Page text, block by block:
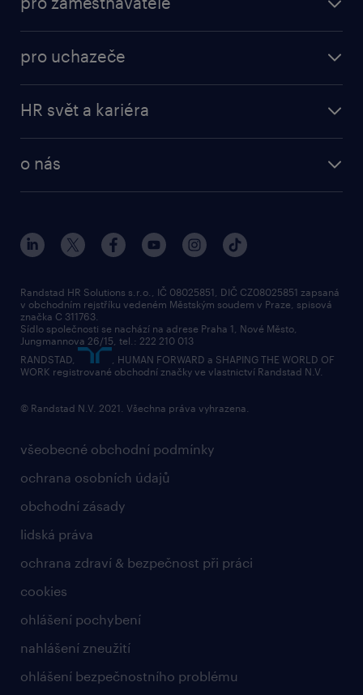
práce v Amazon
vyberte si zaměstnavatele
professional
pro uchazeče
HR svět a kariéra
karierní poradna
o nás
náš příbeh
tiskové zprávy
společenská odpovědnost
přidej se k nám
kontakty & pobočky
bezpečnostní politika
všeobecné obchodní podmínky
ochrana osobních údajů
obchodní zásady
lidská práva
ochrana zdraví & bezpečnost při práci
cookies
ohlášení pochybení
nahlášení zneužití
ohlášení bezpečnostního problému
Randstad HR Solutions s.r.o., IČ 08025851, DIČ CZ08025851 zapsaná
v obchodním rejstříku vedeném Městským soudem v Praze, spisová
značka C 311763.
Sídlo společnosti se nachází na adrese Praha 1, Nové Město,
Jungmannova 26/15, tel.: 222 210 013
RANDSTAD,
, HUMAN FORWARD a SHAPING THE WORLD OF
WORK registrované obchodní značky ve vlastnictví Randstad N.V.
© Randstad N.V. 2021. Všechna práva vyhrazena.